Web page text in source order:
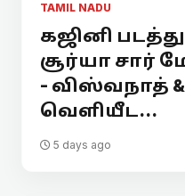
TAMIL NADU
கஜினி
சூர்யா சார்
- விஸ்வநாத்
வெளியீட...
5 days ago